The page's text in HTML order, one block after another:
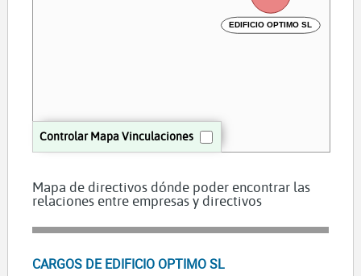
Controlar Mapa Vinculaciones
EDIFICIO OPTIMO SL
Mapa de directivos dónde poder encontrar las
relaciones entre empresas y directivos
CARGOS DE EDIFICIO OPTIMO SL